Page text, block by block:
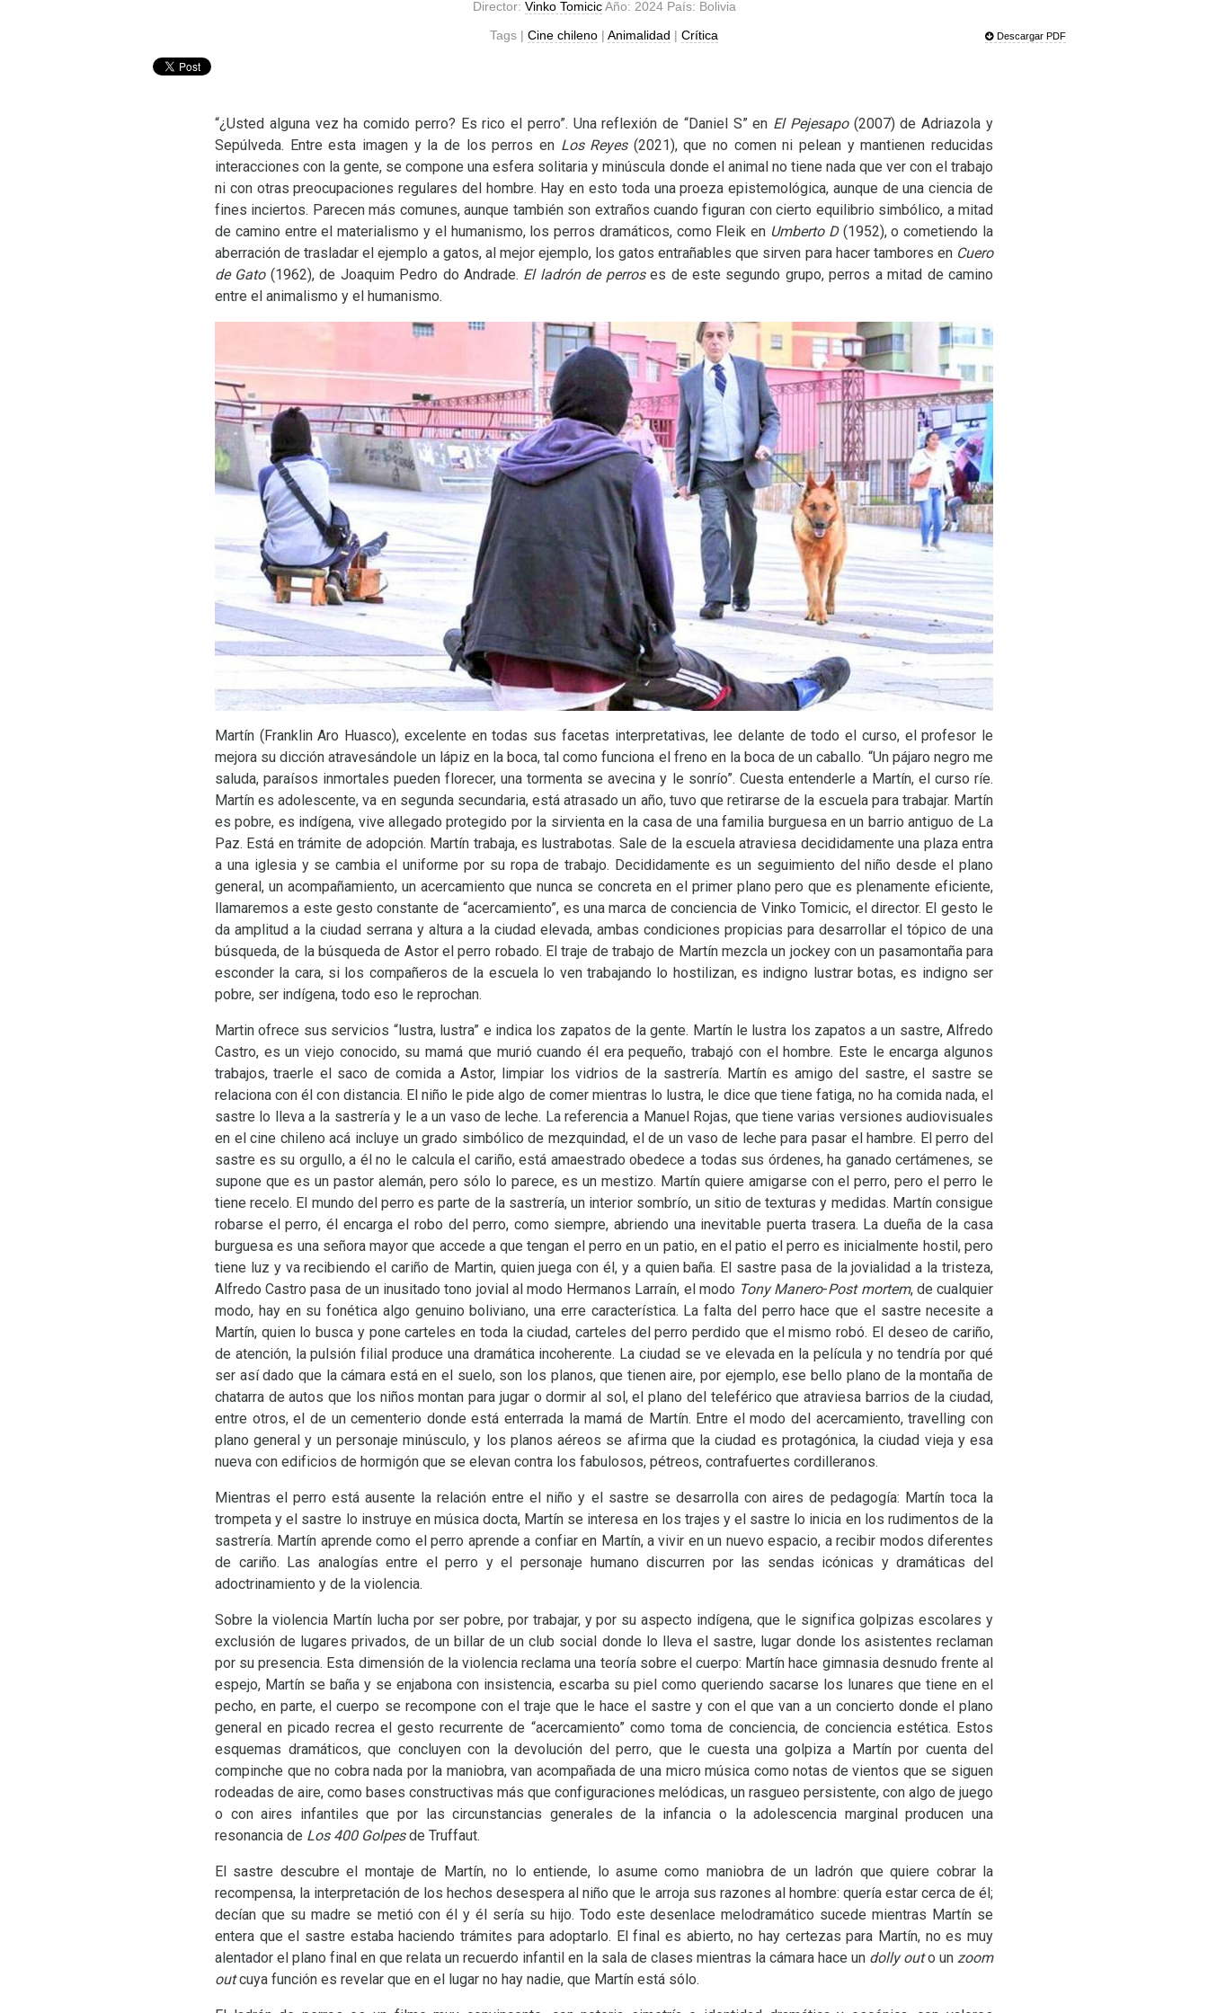
Director: Vinko TomicicAño: 2024 País: Bolivia
Tags | Cine chileno| Animalidad | Crítica Descargar PDF
“¿Usted alguna vez ha comido perro? Es rico el perro”. Una reflexión de “Daniel S” en El Pejesapo (2007) de Adriazola y
Sepúlveda. Entre esta imagen y la de los perros en Los Reyes(2021), que no comen ni pelean y mantienen reducidas
interacciones con la gente, se compone una esfera solitaria y minúscula donde el animal no tiene nada que ver con el trabajo
ni con otras preocupaciones regulares del hombre. Hay en esto toda una proeza epistemológica, aunque de una ciencia de
fines inciertos. Parecen más comunes, aunque también son extraños cuando figuran con cierto equilibrio simbólico, a mitad
de camino entre el materialismo y el humanismo, los perros dramáticos, como Fleik en Umberto D (1952), o cometiendo la
aberración de trasladar el ejemplo a gatos, al mejor ejemplo, los gatos entrañables que sirven para hacer tambores en Cuero
de Gato(1962), de Joaquim Pedro do Andrade. El ladrón de perroses de este segundo grupo, perros a mitad de camino
entre el animalismo y el humanismo.
Martín (Franklin Aro Huasco), excelente en todas sus facetas interpretativas, lee delante de todo el curso, el profesor le
mejora su dicción atravesándole un lápiz en la boca, tal como funciona el freno en la boca de un caballo. “Un pájaro negro me
saluda, paraísos inmortales pueden florecer, una tormenta se avecina y le sonrío”. Cuesta entenderle a Martín, el curso ríe.
Martín es adolescente, va en segunda secundaria, está atrasado un año, tuvo que retirarse de la escuela para trabajar. Martín
es pobre, es indígena, vive allegado protegido por la sirvienta en la casa de una familia burguesa en un barrio antiguo de La
Paz. Está en trámite de adopción. Martín trabaja, es lustrabotas. Sale de la escuela atraviesa decididamente una plaza entra
a una iglesia y se cambia el uniforme por su ropa de trabajo. Decididamente es un seguimiento del niño desde el plano
general, un acompañamiento, un acercamiento que nunca se concreta en el primer plano pero que es plenamente eficiente,
llamaremos a este gesto constante de “acercamiento”, es una marca de conciencia de Vinko Tomicic, el director. El gesto le
da amplitud a la ciudad serrana y altura a la ciudad elevada, ambas condiciones propicias para desarrollar el tópico de una
búsqueda, de la búsqueda de Astor el perro robado. El traje de trabajo de Martín mezcla un jockey con un pasamontaña para
esconder la cara, si los compañeros de la escuela lo ven trabajando lo hostilizan, es indigno lustrar botas, es indigno ser
pobre, ser indígena, todo eso le reprochan.
Martin ofrece sus servicios “lustra, lustra” e indica los zapatos de la gente. Martín le lustra los zapatos a un sastre, Alfredo
Castro, es un viejo conocido, su mamá que murió cuando él era pequeño, trabajó con el hombre. Este le encarga algunos
trabajos, traerle el saco de comida a Astor, limpiar los vidrios de la sastrería. Martín es amigo del sastre, el sastre se
relaciona con él con distancia. El niño le pide algo de comer mientras lo lustra, le dice que tiene fatiga, no ha comida nada, el
sastre lo lleva a la sastrería y le a un vaso de leche. La referencia a Manuel Rojas, que tiene varias versiones audiovisuales
en el cine chileno acá incluye un grado simbólico de mezquindad, el de un vaso de leche para pasar el hambre. El perro del
sastre es su orgullo, a él no le calcula el cariño, está amaestrado obedece a todas sus órdenes, ha ganado certámenes, se
supone que es un pastor alemán, pero sólo lo parece, es un mestizo. Martín quiere amigarse con el perro, pero el perro le
tiene recelo. El mundo del perro es parte de la sastrería, un interior sombrío, un sitio de texturas y medidas. Martín consigue
robarse el perro, él encarga el robo del perro, como siempre, abriendo una inevitable puerta trasera. La dueña de la casa
burguesa es una señora mayor que accede a que tengan el perro en un patio, en el patio el perro es inicialmente hostil, pero
tiene luz y va recibiendo el cariño de Martin, quien juega con él, y a quien baña. El sastre pasa de la jovialidad a la tristeza,
Alfredo Castro pasa de un inusitado tono jovial al modo Hermanos Larraín, el modo Tony Manero-Post mortem, de cualquier
modo, hay en su fonética algo genuino boliviano, una erre característica. La falta del perro hace que el sastre necesite a
Martín, quien lo busca y pone carteles en toda la ciudad, carteles del perro perdido que el mismo robó. El deseo de cariño,
de atención, la pulsión filial produce una dramática incoherente. La ciudad se ve elevada en la película y no tendría por qué
ser así dado que la cámara está en el suelo, son los planos, que tienen aire, por ejemplo, ese bello plano de la montaña de
chatarra de autos que los niños montan para jugar o dormir al sol, el plano del teleférico que atraviesa barrios de la ciudad,
entre otros, el de un cementerio donde está enterrada la mamá de Martín. Entre el modo del acercamiento, travelling con
plano general y un personaje minúsculo, y los planos aéreos se afirma que la ciudad es protagónica, la ciudad vieja y esa
nueva con edificios de hormigón que se elevan contra los fabulosos, pétreos, contrafuertes cordilleranos.
Mientras el perro está ausente la relación entre el niño y el sastre se desarrolla con aires de pedagogía: Martín toca la
trompeta y el sastre lo instruye en música docta, Martín se interesa en los trajes y el sastre lo inicia en los rudimentos de la
sastrería. Martín aprende como el perro aprende a confiar en Martín, a vivir en un nuevo espacio, a recibir modos diferentes
de cariño. Las analogías entre el perro y el personaje humano discurren por las sendas icónicas y dramáticas del
adoctrinamiento y de la violencia.
Sobre la violencia Martín lucha por ser pobre, por trabajar, y por su aspecto indígena, que le significa golpizas escolares y
exclusión de lugares privados, de un billar de un club social donde lo lleva el sastre, lugar donde los asistentes reclaman
por su presencia. Esta dimensión de la violencia reclama una teoría sobre el cuerpo: Martín hace gimnasia desnudo frente al
espejo, Martín se baña y se enjabona con insistencia, escarba su piel como queriendo sacarse los lunares que tiene en el
pecho, en parte, el cuerpo se recompone con el traje que le hace el sastre y con el que van a un concierto donde el plano
general en picado recrea el gesto recurrente de “acercamiento” como toma de conciencia, de conciencia estética. Estos
esquemas dramáticos, que concluyen con la devolución del perro, que le cuesta una golpiza a Martín por cuenta del
compinche que no cobra nada por la maniobra, van acompañada de una micro música como notas de vientos que se siguen
rodeadas de aire, como bases constructivas más que configuraciones melódicas, un rasgueo persistente, con algo de juego
o con aires infantiles que por las circunstancias generales de la infancia o la adolescencia marginal producen una
resonancia de Los 400 Golpesde Truffaut.
El sastre descubre el montaje de Martín, no lo entiende, lo asume como maniobra de un ladrón que quiere cobrar la
recompensa, la interpretación de los hechos desespera al niño que le arroja sus razones al hombre: quería estar cerca de él;
decían que su madre se metió con él y él sería su hijo. Todo este desenlace melodramático sucede mientras Martín se
entera que el sastre estaba haciendo trámites para adoptarlo. El final es abierto, no hay certezas para Martín, no es muy
alentador el plano final en que relata un recuerdo infantil en la sala de clases mientras la cámara hace un dolly outo un zoom
outcuya función es revelar que en el lugar no hay nadie, que Martín está sólo.